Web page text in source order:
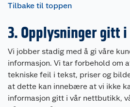
Tilbake til toppen
3. Opplysninger gitt
Vi jobber stadig med å gi våre
informasjon. Vi tar forbehold om
tekniske feil i tekst, priser og
at dette kan innebære at vi ikke
informasjon gitt i vår nettbutikk,